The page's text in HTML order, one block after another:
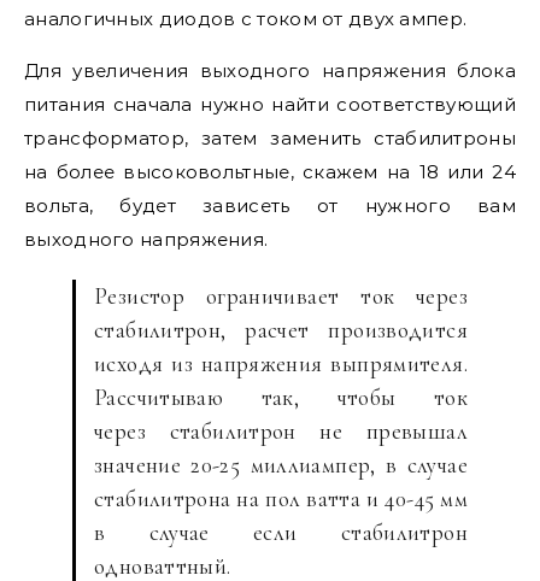
аналогичных диодов с током от двух ампер.
Для увеличения выходного напряжения блока
питания сначала нужно найти соответствующий
трансформатор, затем заменить стабилитроны
на более высоковольтные, скажем на 18 или 24
вольта, будет зависеть от нужного вам
выходного напряжения.
Резистор ограничивает ток через
стабилитрон, расчет производится
исходя из напряжения выпрямителя.
Рассчитываю так, чтобы ток
через стабилитрон не превышал
значение 20-25 миллиампер, в случае
стабилитрона на пол ватта и 40-45 мм
в случае если стабилитрон
одноваттный.